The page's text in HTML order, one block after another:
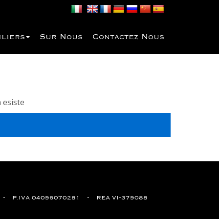
Sur Nous Contactez Nous
esiste
P.IVA 04096070281 REA VI-379088